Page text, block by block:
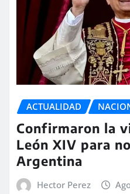
ACTUALIDAD
Confirmaron la
León XIV para
Argentina
Hector Perez